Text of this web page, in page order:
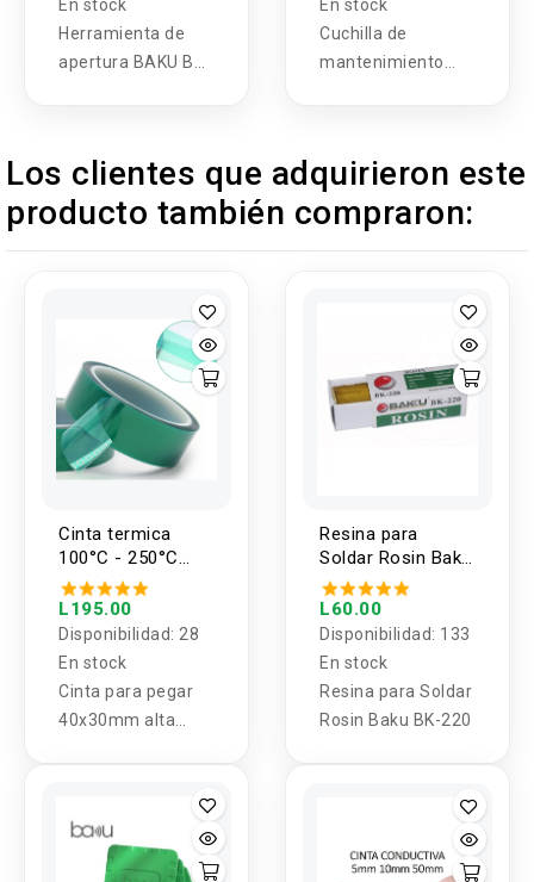
En stock
Herramienta de
apertura BAKU BA-
En stock
Cuchilla de
mantenimiento
Los clientes que adquirieron este
producto también compraron:
Cinta termica
100°C - 250°C
40x30mm
L195.00
Disponibilidad: 28
En stock
Cinta para pegar
40x30mm alta
Resina para
Soldar Rosin Baku
BK-220
L60.00
Disponibilidad: 133
En stock
Resina para Soldar
Rosin Baku BK-220